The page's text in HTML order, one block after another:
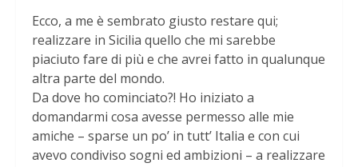
Ecco, a me è sembrato giusto restare qui;
realizzare in Sicilia quello che mi sarebbe
piaciuto fare di più e che avrei fatto in qualunque
altra parte del mondo.
Da dove ho cominciato?! Ho iniziato a
domandarmi cosa avesse permesso alle mie
amiche – sparse un po’ in tutt’ Italia e con cui
avevo condiviso sogni ed ambizioni – a realizzare